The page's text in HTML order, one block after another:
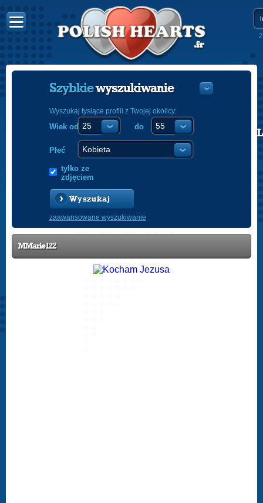
POLISH
Szybkiewyszukiwanie
Wyszukaj tysiące profili z Twojej okolicy:
Wiek od do
Płeć
tylko ze
zdjęciem
Wyszukaj
zaawansowane wyszukiwanie
MMarie122